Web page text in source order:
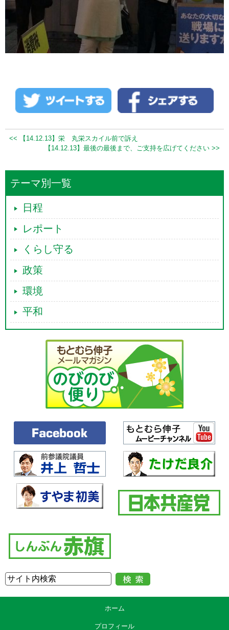
<< 【14.12.13】栄 丸栄スカイル前で訴え
【14.12.13】最後の最後まで、ご支持を広げてください >>
テーマ別一覧
日程
レポート
くらし守る
政策
環境
平和
ホーム
プロフィール